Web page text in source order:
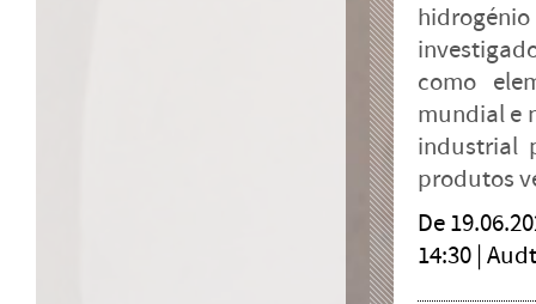
como
mundial e
industrial
produtos
De
14:30 |